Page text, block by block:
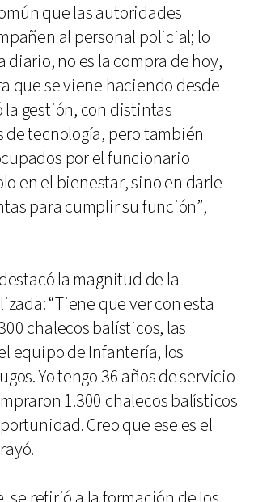
que las autoridades
al personal policial; lo
diario, no es la compra de hoy,
que se viene haciendo desde
la gestión, con distintas
tecnología, pero también
por el funcionario
en el bienestar, sino en darle
para cumplir su función”,
la magnitud de la
“Tiene que ver con esta
chalecos balísticos, las
equipo de Infantería, los
Yo tengo 36 años de servicio
1.300 chalecos balísticos
Creo que ese es el